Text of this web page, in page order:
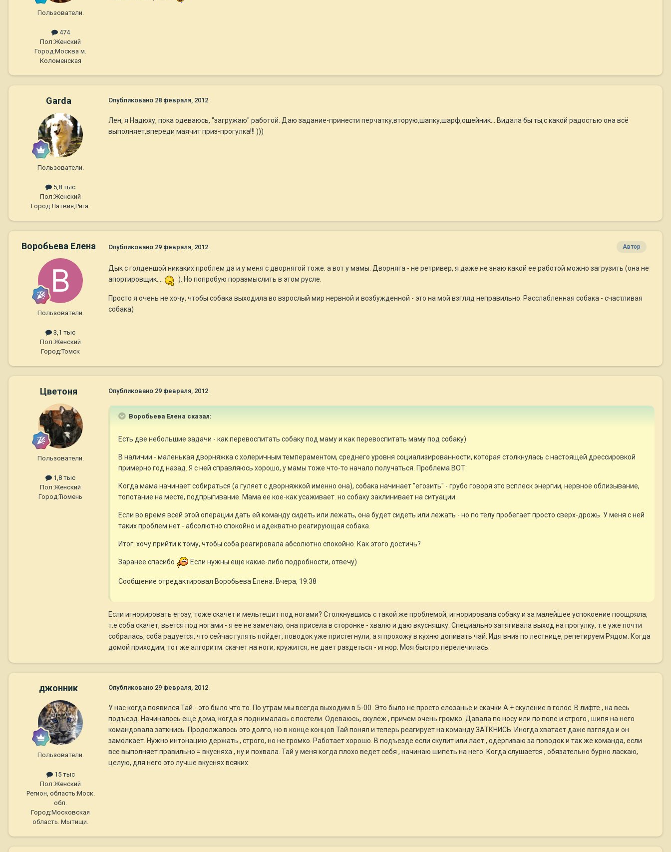
Пользователи.
474
Пол:Женский
Город:Москва м.
Коломенская
Garda
Пользователи.
5,8 тыс
Пол:Женский
Город:Латвия,Рига.
Опубликовано 28 февраля, 2012
Лен, я Надюху, пока одеваюсь, "загружаю" работой. Даю задание-принести перчатку,вторую,шапку,шарф,ошейник... Видала бы ты,с какой радостью она всё
выполняет,впереди маячит приз-прогулка!!! )))
Воробьева Елена
Пользователи.
3,1 тыс
Пол:Женский
Город:Томск
Автор
Опубликовано 29 февраля, 2012
Дык с голденшой никаких проблем да и у меня с дворнягой тоже. а вот у мамы. Дворняга - не ретривер, я даже не знаю какой ее работой можно загрузить (она не
апортировщик....
). Но попробую поразмыслить в этом русле.
Просто я очень не хочу, чтобы собака выходила во взрослый мир нервной и возбужденной - это на мой взгляд неправильно. Расслабленная собака - счастливая
собака)
Цветоня
Пользователи.
1,8 тыс
Пол:Женский
Город:Тюмень
Опубликовано 29 февраля, 2012
Воробьева Елена сказал:
Есть две небольшие задачи - как перевоспитать собаку под маму и как перевоспитать маму под собаку)
В наличии - маленькая дворняжка с холеричным темпераментом, среднего уровня социализированности, которая столкнулась с настоящей дрессировкой
примерно год назад. Я с ней справляюсь хорошо, у мамы тоже что-то начало получаться. Проблема ВОТ:
Когда мама начинает собираться (а гуляет с дворняжкой именно она), собака начинает "егозить" - грубо говоря это всплеск энергии, нервное облизывание,
топотание на месте, подпрыгивание. Мама ее кое-как усаживает. но собаку заклинивает на ситуации.
Если во время всей этой операции дать ей команду сидеть или лежать, она будет сидеть или лежать - но по телу пробегает просто сверх-дрожь. У меня с ней
таких проблем нет - абсолютно спокойно и адекватно реагирующая собака.
Итог: хочу прийти к тому, чтобы соба реагировала абсолютно спокойно. Как этого достичь?
Заранее спасибо Если нужны еще какие-либо подробности, отвечу)
Сообщение отредактировал Воробьева Елена: Вчера, 19:38
Если игнорировать егозу, тоже скачет и мельтешит под ногами? Столкнувшись с такой же проблемой, игнорировала собаку и за малейшее успокоение поощряла,
т.е соба скачет, вьется под ногами - я ее не замечаю, она присела в сторонке - хвалю и даю вкусняшку. Специально затягивала выход на прогулку, т.е уже почти
собралась, соба радуется, что сейчас гулять пойдет, поводок уже пристегнули, а я прохожу в кухню допивать чай. Идя вниз по лестнице, репетируем Рядом. Когда
домой приходим, тот же алгоритм: скачет на ноги, кружится, не дает раздеться - игнор. Моя быстро перелечилась.
джонник
Пользователи.
15 тыс
Пол:Женский
Регион, область:Моск.
обл.
Город:Московская
область. Мытищи.
Опубликовано 29 февраля, 2012
У нас когда появился Тай - это было что то. По утрам мы всегда выходим в 5-00. Это было не просто елозанье и скачки А + скуление в голос. В лифте , на весь
подъезд. Начиналось ещё дома, когда я поднималась с постели. Одеваюсь, скулёж , причем очень громко. Давала по носу или по попе и строго , шипя на него
командовала заткнись. Продолжалось это долго, но в конце концов Тай понял и теперь реагирует на команду ЗАТКНИСЬ. Иногда хватает даже взгляда и он
замолкает. Нужно интонацию держать , строго, но не громко. Работает хорошо. В подъезде если скулит или лает , одёргиваю за поводок и так же команда, если
все выполняет правильно = вкусняха , ну и похвала. Тай у меня когда плохо ведет себя , начинаю шипеть на него. Когда слушается , обязательно бурно ласкаю,
целую, для него это лучше вкуснях всяких.